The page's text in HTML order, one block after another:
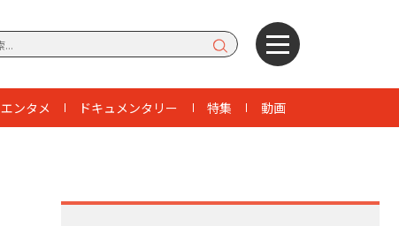
エンタメ ドキュメンタリー 特集 動画